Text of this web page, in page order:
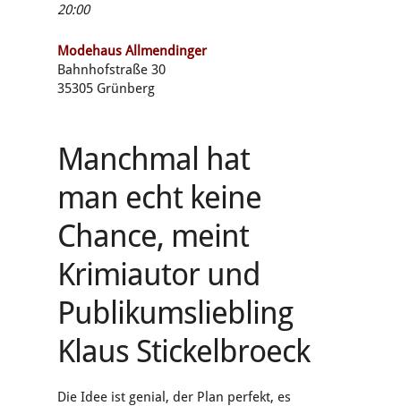
20:00
Modehaus Allmendinger
Bahnhofstraße 30
35305 Grünberg
Manchmal hat
man echt keine
Chance, meint
Krimiautor und
Publikumsliebling
Klaus Stickelbroeck
Die Idee ist genial, der Plan perfekt, es